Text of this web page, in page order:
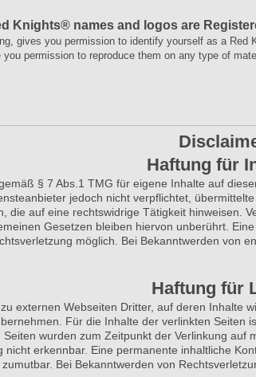
Knights® names and logos are
gives you permission to identify yourself as a Red
permission to reproduce them on any type of
Haftung für
§ 7 Abs.1 TMG für eigene Inhalte auf
jedoch nicht verpflichtet,
die auf eine rechtswidrige Tätigkeit hinweisen.
Gesetzen bleiben hiervon unberührt.
möglich. Bei Bekanntwerden von
Haftung für
externen Webseiten Dritter, auf deren Inhalte
Für die Inhalte der verlinkten Seiten
wurden zum Zeitpunkt der Verlinkung
nicht erkennbar. Eine permanente inhaltliche
Bei Bekanntwerden von